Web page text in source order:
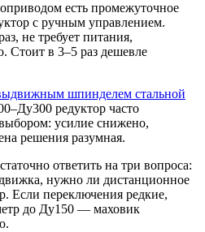
есть промежуточное
с ручным управлением.
не требует питания,
Стоит в 3–5 раз дешевле
шпинделем стальной
редуктор часто
усилие снижено,
решения разумная.
ответить на три вопроса:
нужно ли дистанционное
Если переключения редкие,
до Ду150 — маховик